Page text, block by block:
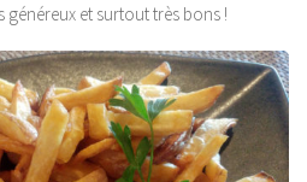
généreux et surtout très bons !